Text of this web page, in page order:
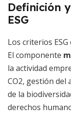
Definición
ESG
Los criterios
El componente
la actividad
CO2, gestión del
de la
derechos